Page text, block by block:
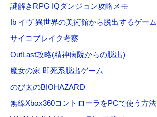
謎解きRPG IQダンジョン攻略メモ
Ib イヴ 異世界の美術館から脱出するゲーム
サイコブレイク考察
OutLast攻略(精神病院からの脱出)
魔女の家 即死系脱出ゲーム
のび太のBIOHAZARD
無線Xbox360コントローラをPCで使う方法